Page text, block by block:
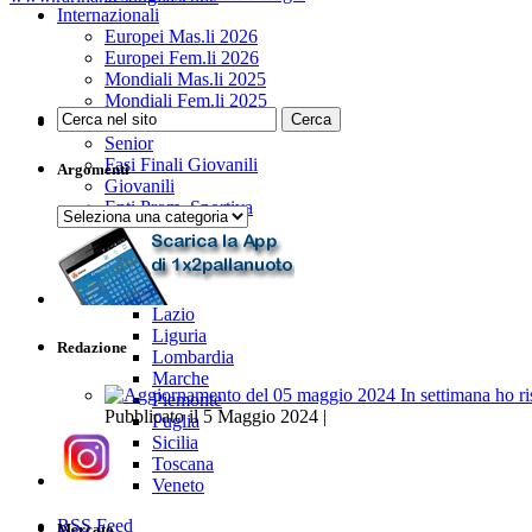
Internazionali
Europei Mas.li 2026
Europei Fem.li 2026
Mondiali Mas.li 2025
Mondiali Fem.li 2025
Prossime Partite
Senior
Fasi Finali Giovanili
Giovanili
Enti Prom. Sportiva
Regioni
Abruzzo
Campania
Emilia Romagna
Lazio
Liguria
Lombardia
Marche
Piemonte
Puglia
Sicilia
Toscana
Veneto
RSS Feed
Argomenti
Argomenti
Redazione
Pubblicato il 5 Maggio 2024 |